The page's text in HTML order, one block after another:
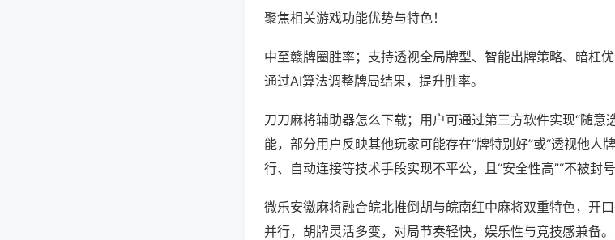
聚焦相关游戏功能优势与特色！
中至赣牌圈胜率；支持透视全局牌型、智能出牌策略、暗杠
通过AI算法调整牌局结果，提升胜率。
刀刀麻将辅助器怎么下载；用户可通过第三方软件实现“随意
能，部分用户反映其他玩家可能存在“牌特别好”或“透视他人
行、自动连接等技术手段实现不平公，且“安全性高”“不被封号
微乐安徽麻将融合皖北推倒胡与皖南红中麻将双重特色，开
并行，胡牌灵活多变，对局节奏轻快，娱乐性与竞技感兼备